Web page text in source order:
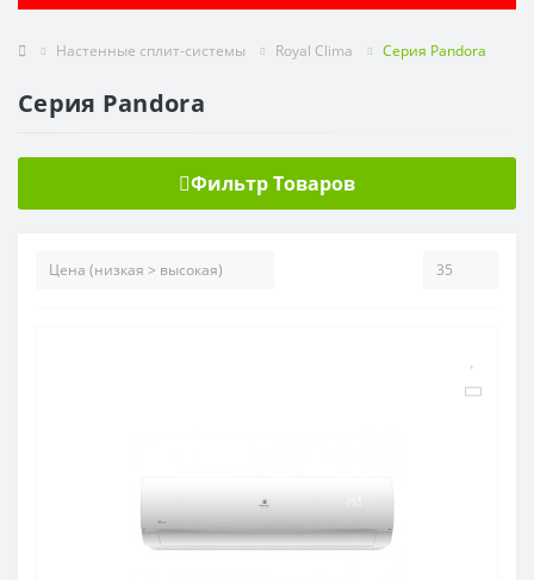
Настенные сплит-системы Royal Clima Серия Pandora
Серия Pandora
Фильтр Товаров